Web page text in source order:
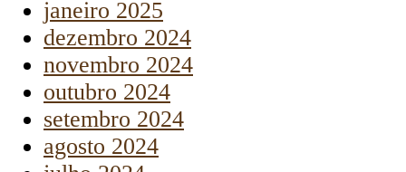
janeiro 2025
dezembro 2024
novembro 2024
outubro 2024
setembro 2024
agosto 2024